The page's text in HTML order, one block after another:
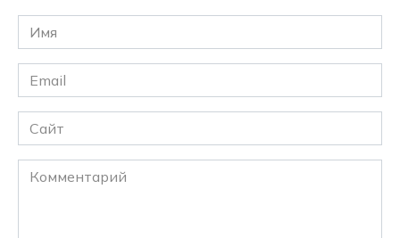
Имя
*
Email
*
Сайт
Комментарий